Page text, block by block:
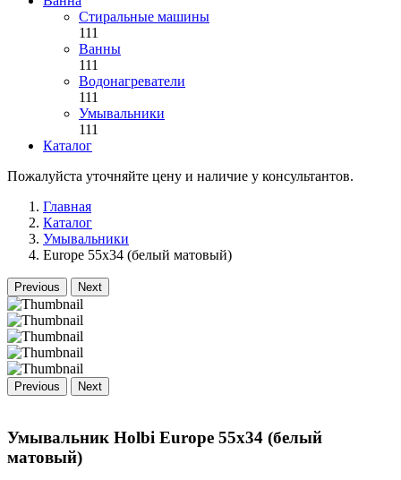
Стиральные машины
111
Ванны
111
Водонагреватели
111
Умывальники
111
Каталог
Пожалуйста уточняйте цену и наличие у консультантов.
Главная
Каталог
Умывальники
Europe 55x34 (белый матовый)
Previous Next
Previous Next
Умывальник Holbi Europe 55x34 (белый
матовый)